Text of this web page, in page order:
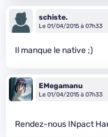
schiste.
Le 01/04/2015 à 07h33
Il manque le native ;)
EMegamanu
Le 01/04/2015 à 07h33
Rendez-nous INpact